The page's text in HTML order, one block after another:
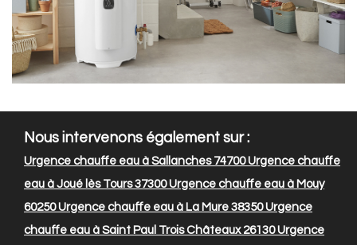
Nous intervenons également sur :
Urgence chauffe eau à Sallanches 74700Urgence chauffe
eau à Joué lès Tours 37300Urgence chauffe eau à Mouy
60250Urgence chauffe eau à La Mure 38350Urgence
chauffe eau à Saint Paul Trois Châteaux 26130Urgence